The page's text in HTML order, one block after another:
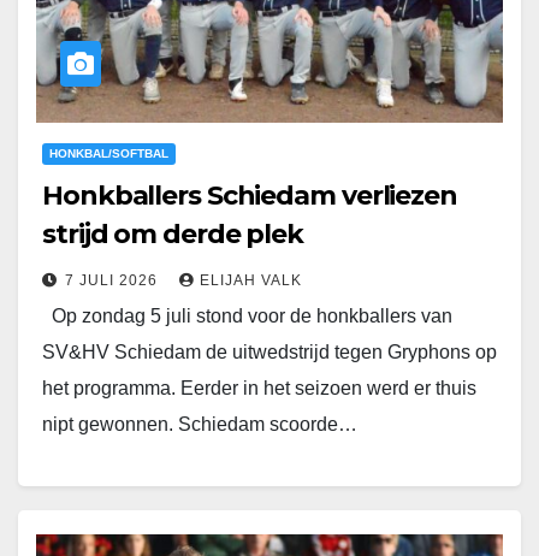
HONKBAL/SOFTBAL
Honkballers Schiedam verliezen
strijd om derde plek
7 JULI 2026 ELIJAH VALK
Op zondag 5 juli stond voor de honkballers van
SV&HV Schiedam de uitwedstrijd tegen Gryphons op
het programma. Eerder in het seizoen werd er thuis
nipt gewonnen. Schiedam scoorde…